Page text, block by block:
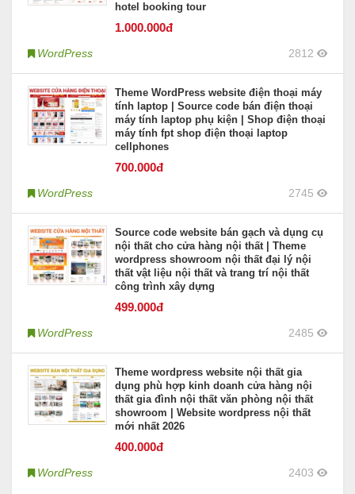
hotel booking tour
1.000.000đ
WordPress 2812
Theme WordPress website điện thoại máy
tính laptop | Source code bán điện thoại
máy tính laptop phụ kiện | Shop điện thoại
máy tính fpt shop điện thoại laptop
cellphones
700.000đ
WordPress 2745
Source code website bán gạch và dụng cụ
nội thất cho cửa hàng nội thất | Theme
wordpress showroom nội thất đại lý nội
thất vật liệu nội thất và trang trí nội thất
công trình xây dựng
499.000đ
WordPress 2485
Theme wordpress website nội thất gia
dụng phù hợp kinh doanh cửa hàng nội
thất gia đình nội thất văn phòng nội thất
showroom | Website wordpress nội thất
mới nhất 2026
400.000đ
WordPress 2403